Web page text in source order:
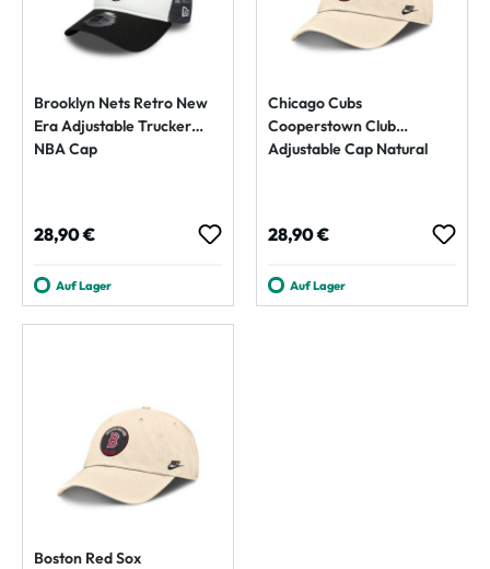
Brooklyn Nets Retro New
Era Adjustable Trucker
NBA Cap
Regulärer Preis:
28,90 €
Auf Lager
Chicago Cubs
Cooperstown Club
Adjustable Cap Natural
Regulärer Preis:
28,90 €
Auf Lager
Boston Red Sox